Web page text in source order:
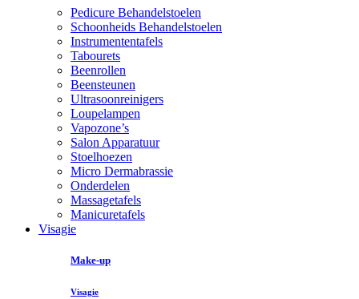
Pedicure Behandelstoelen
Schoonheids Behandelstoelen
Instrumententafels
Tabourets
Beenrollen
Beensteunen
Ultrasoonreinigers
Loupelampen
Vapozone’s
Salon Apparatuur
Stoelhoezen
Micro Dermabrassie
Onderdelen
Massagetafels
Manicuretafels
Visagie
Make-up
Visagie